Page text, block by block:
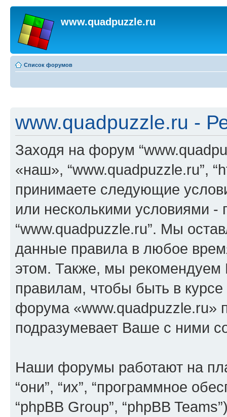
www.quadpuzzle.ru
Список форумов
www.quadpuzzle.ru -
Заходя на форум
«наш», “www.quadpuzzle.ru”,
принимаете следующие
или несколькими условиями
“www.quadpuzzle.ru”. Мы
данные правила в любое
этом. Также, мы рекомендуем
правилам, чтобы быть в
форума «www.quadpuzzle.ru»
подразумевает Ваше с ними
Наши форумы работают на
“они”, “их”, “программное
“phpBB Group”, “phpBB